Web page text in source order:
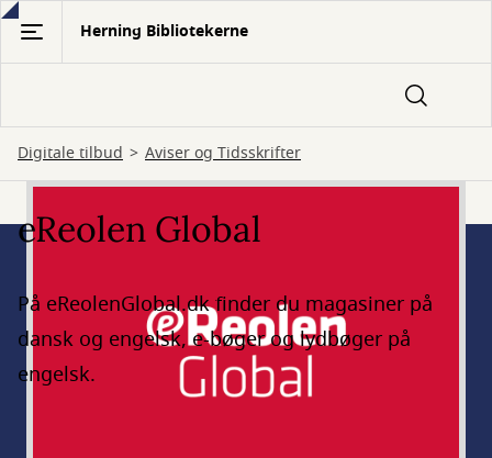
Gå
hovedindhold
Herning Bibliotekerne
Digitale tilbud Aviser og Tidsskrifter
eReolen Global
På eReolenGlobal.dk finder du magasiner på
dansk og engelsk, e-bøger og lydbøger på
engelsk.